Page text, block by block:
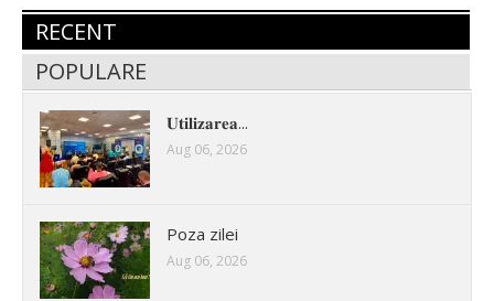
RECENT
POPULARE
𝐔𝐭𝐢𝐥𝐢𝐳𝐚𝐫𝐞𝐚...
Aug 06, 2026
Poza zilei
Aug 06, 2026